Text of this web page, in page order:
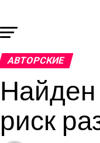
АВТОРСКИЕ
риск